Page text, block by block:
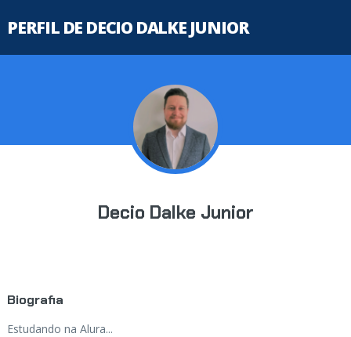
PERFIL DE DECIO DALKE JUNIOR
Decio Dalke Junior
Biografia
Estudando na Alura...